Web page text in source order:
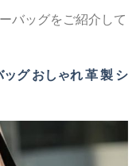
バッグをご紹介して
グ おしゃれ 革 製 シ